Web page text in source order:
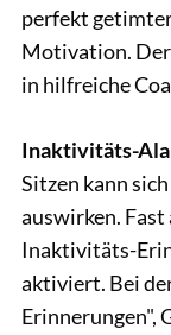
perfekt
Motivation.
in hilfreiche
Inaktivitäts-
Sitzen kann
auswirken.
Inaktivitäts-
aktiviert. Bei
Erinnerungen",